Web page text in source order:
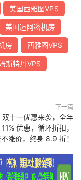
美国西雅图VPS
美国迈阿密机房
房 西雅图VPS
斯特丹VPS
下一篇
双十一优惠来袭，全年
优惠，循环折扣，
涨价，终身 8.9 折！